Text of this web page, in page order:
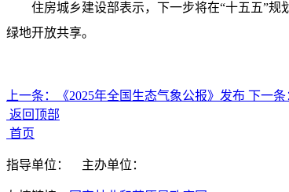
住房城乡建设部表示，下一步将在“十五五”
绿地开放共享。
上一条： 《2025年全国生态气象公报》发布 下一条
返回顶部
首页
指导单位： 主办单位：